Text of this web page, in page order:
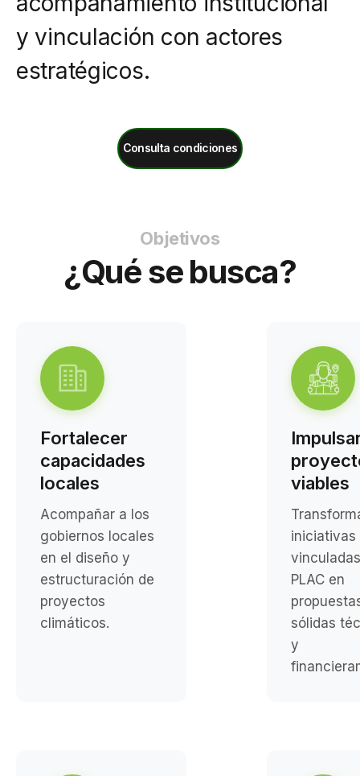
y vinculación con actores
estratégicos.
Consulta condiciones
Objetivos
¿Qué se busca?
Fortalecer
capacidades
locales
Acompañar a los
gobiernos locales
en el diseño y
estructuración de
proyectos
climáticos.
viables
iniciativas
PLAC en
sólidas
y